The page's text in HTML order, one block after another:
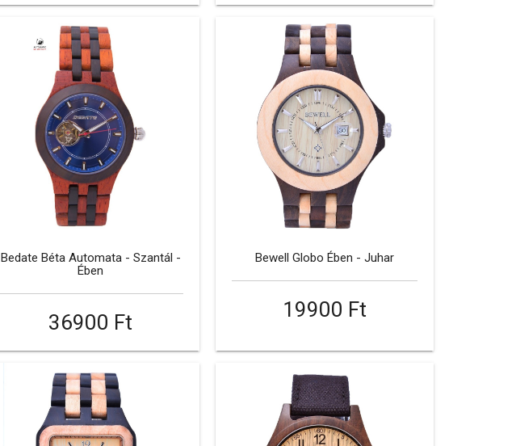
Bedate Béta Automata - Szantál -
Ében
36900 Ft
Bewell Globo Ében - Juhar
19900 Ft